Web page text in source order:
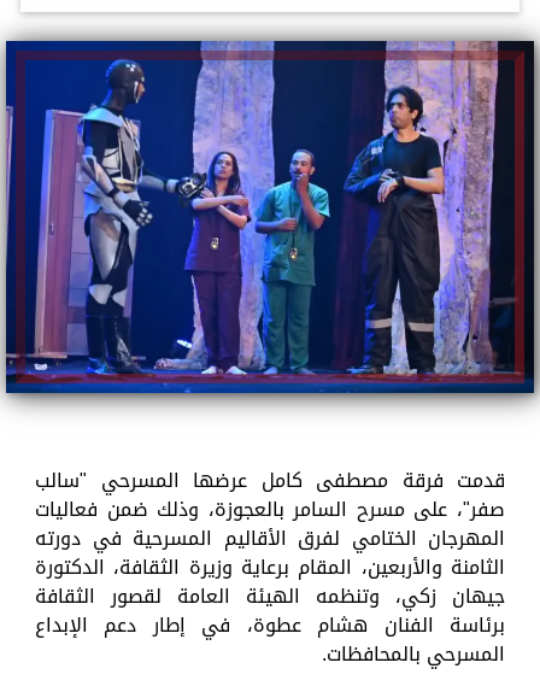
قدمت فرقة مصطفى كامل عرضها المسرحي "سالب
صفر"، على مسرح السامر بالعجوزة، وذلك ضمن فعاليات
المهرجان الختامي لفرق الأقاليم المسرحية في دورته
الثامنة والأربعين، المقام برعاية وزيرة الثقافة، الدكتورة
جيهان زكي، وتنظمه الهيئة العامة لقصور الثقافة
برئاسة الفنان هشام عطوة، في إطار دعم الإبداع
المسرحي بالمحافظات.